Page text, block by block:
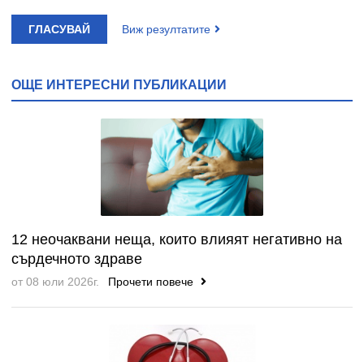
ГЛАСУВАЙ Виж резултатите
ОЩЕ ИНТЕРЕСНИ ПУБЛИКАЦИИ
12 неочаквани неща, които влияят негативно на
сърдечното здраве
от 08 юли 2026г. Прочети повече